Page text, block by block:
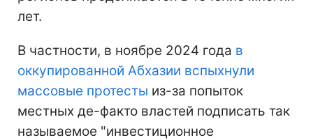
лет.
В частности, в ноябре 2024 года в
оккупированной Абхазии вспыхнули
массовые протесты из-за попыток
местных де-факто властей подписать так
называемое "инвестиционное